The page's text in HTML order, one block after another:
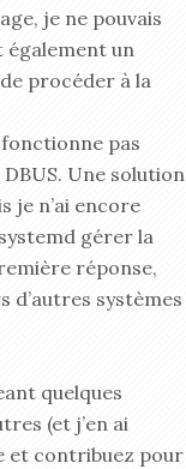
je ne pouvais
également un
procéder à la
pas
Une solution
je n’ai encore
gérer la
réponse,
d’autres systèmes
quelques
(et j’en ai
et contribuez pour